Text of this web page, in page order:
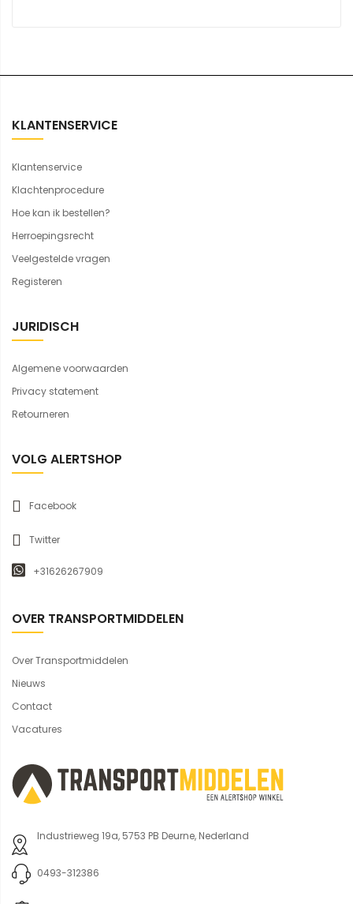
KLANTENSERVICE
Klantenservice
Klachtenprocedure
Hoe kan ik bestellen?
Herroepingsrecht
Veelgestelde vragen
Registeren
JURIDISCH
Algemene voorwaarden
Privacy statement
Retourneren
VOLG ALERTSHOP
Facebook
Twitter
+31626267909
OVER TRANSPORTMIDDELEN
Over Transportmiddelen
Nieuws
Contact
Vacatures
Industrieweg 19a, 5753 PB Deurne, Nederland
0493-312386